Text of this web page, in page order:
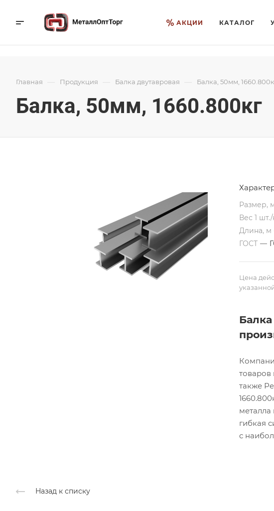
АКЦИИ КАТАЛОГ
Главная — Продукция — Балка двутавровая — Балка, 50мм,
Балка, 50мм, 1660.800кг
Размер,
Вес 1 шт./
Длина, м
ГОСТ —
Цена
товаров
также
металла
гибкая
с
Назад к списку